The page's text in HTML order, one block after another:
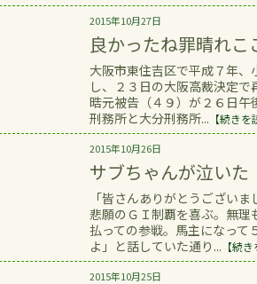
2015年10月27日
良かったね罪晴れこ
大阪市東住吉区で平成７年
し、２３日の大阪高裁決定
晧元被告（４９）が２６日
刑務所と大分刑務所... 【続き
2015年10月26日
サブちゃんが泣い
「皆さんありがとうござい
悲願のＧＩ制覇を喜ぶ。無
払っての参戦。馬主になって
よ」と話していた通り... 【続
2015年10月25日